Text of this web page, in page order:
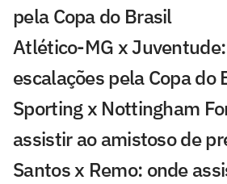
pela Copa do Brasil
Atlético-MG x
escalações pela Copa do
Sporting x Nottingham
assistir ao amistoso de
Santos x Remo: onde